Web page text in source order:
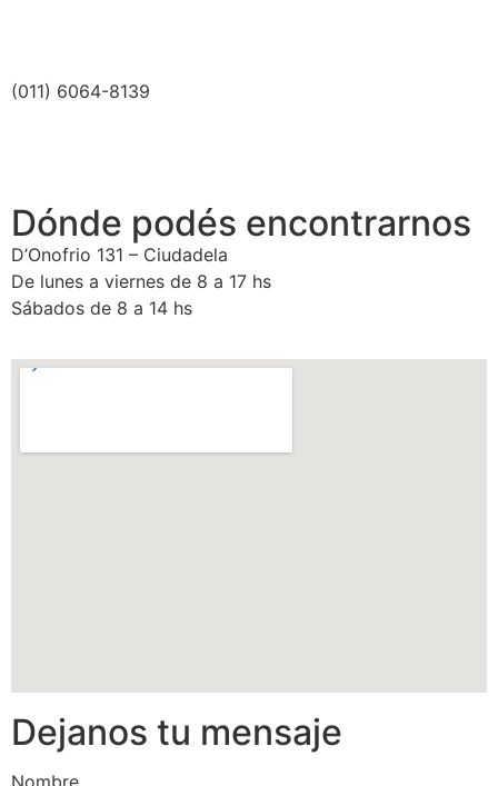
(011) 6064-8139
Dónde podés encontrarnos
D’Onofrio 131 – Ciudadela
De lunes a viernes de 8 a 17 hs
Sábados de 8 a 14 hs
Dejanos tu mensaje